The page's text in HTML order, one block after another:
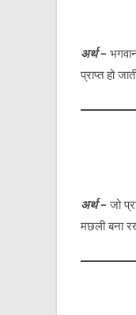
अर्थ –
प्राप्त हो
अर्थ – जो
मछली बना